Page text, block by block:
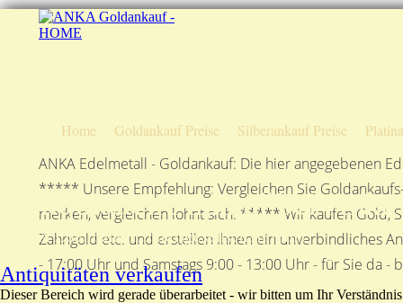
Home Goldankauf Preise Silberankauf Preise
ANKA Edelmetall - Goldankauf: Die hier angegebenen
***** Unsere Empfehlung: Vergleichen Sie
merken, vergleichen lohnt sich. ***** Wir kaufen Gold,
Zahngold etc. und erstellen Ihnen ein unverbindliches
- 17:00 Uhr und Samstags 9:00 - 13:00 Uhr - für Sie
Antiquitäten Ankauf bei Anka
ANKA Edelmetallhandelsgesellschaft mbH
Antiquitäten verkaufen
Dieser Bereich wird gerade überarbeitet - wir bitten um Ihr